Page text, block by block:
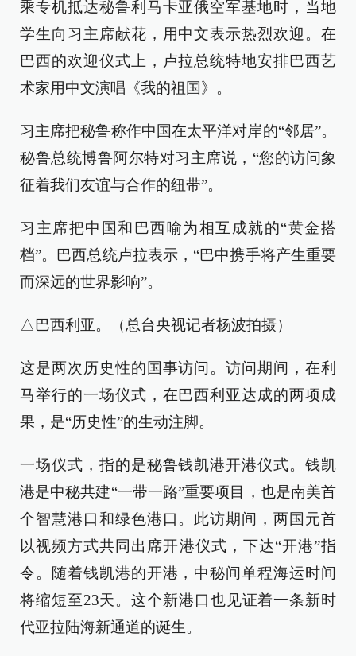
乘专机抵达秘鲁利马卡亚俄空军基地时，当地
学生向习主席献花，用中文表示热烈欢迎。在
巴西的欢迎仪式上，卢拉总统特地安排巴西艺
术家用中文演唱《我的祖国》。
习主席把秘鲁称作中国在太平洋对岸的“邻居”。
秘鲁总统博鲁阿尔特对习主席说，“您的访问象
征着我们友谊与合作的纽带”。
习主席把中国和巴西喻为相互成就的“黄金搭
档”。巴西总统卢拉表示，“巴中携手将产生重要
而深远的世界影响”。
△巴西利亚。（总台央视记者杨波拍摄）
这是两次历史性的国事访问。访问期间，在利
马举行的一场仪式，在巴西利亚达成的两项成
果，是“历史性”的生动注脚。
一场仪式，指的是秘鲁钱凯港开港仪式。钱凯
港是中秘共建“一带一路”重要项目，也是南美首
个智慧港口和绿色港口。此访期间，两国元首
以视频方式共同出席开港仪式，下达“开港”指
令。随着钱凯港的开港，中秘间单程海运时间
将缩短至23天。这个新港口也见证着一条新时
代亚拉陆海新通道的诞生。